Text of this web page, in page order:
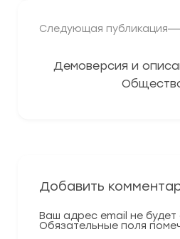
Следующая публикация
Демоверсия и
Добавить
Ваш адрес email не будет
Обязательные поля